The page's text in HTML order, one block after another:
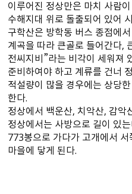
이루어진 정상만은 마치 사람
수해지대 위로 돌출되어 있어
구학산은 방학동 버스 종점에
계곡을 따라 큰골로 들어간다,
전씨지비”라는 비각이 세워져
준비하여야 하고 계류를 건너
적설량이 많을 경우에는 상당
한다.
정상에서 백운산, 치악산, 감악
정상에서는 사방으로 길이 있
773봉으로 가다가 고개에서
마을에 닿게 된다.